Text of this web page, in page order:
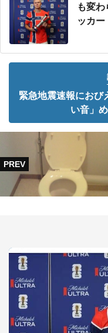
も変
ッカ
緊急地震速報にお
い音」